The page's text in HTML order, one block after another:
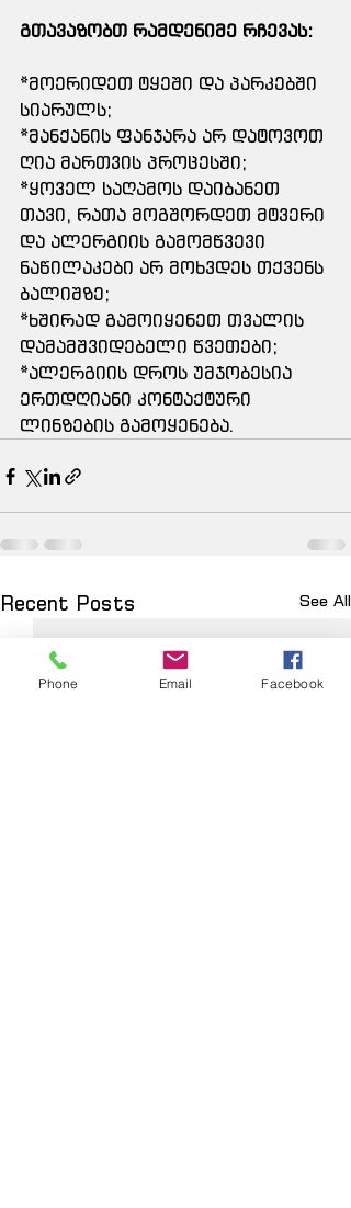
გთავაზობთ რამდენიმე რჩევას:
*მოერიდეთ ტყეში და პარკებში
სიარულს;
*მანქანის ფანჯარა არ დატოვოთ
ღია მართვის პროცესში;
*ყოველ საღამოს დაიბანეთ
თავი, რათა მოგშორდეთ მტვერი
და ალერგიის გამომწვევი
ნაწილაკები არ მოხვდეს თქვენს
ბალიშზე;
*ხშირად გამოიყენეთ თვალის
დამამშვიდებელი წვეთები;
*ალერგიის დროს უმჯობესია
ერთდღიანი კონტაქტური
ლინზების გამოყენება.
Recent Posts See All
Phone Email Facebook